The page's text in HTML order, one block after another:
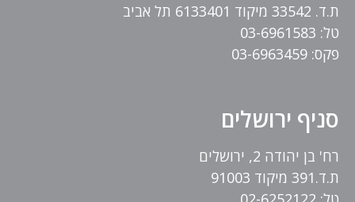
סניף ירושלים
רח' בן יהודה 2, ירושלים
ת.ד.391 מיקוד 91003
ת.ד. 33542 מיקוד 6133401 תל אביב
טל: 03-6961583
פקס: 03-6963459